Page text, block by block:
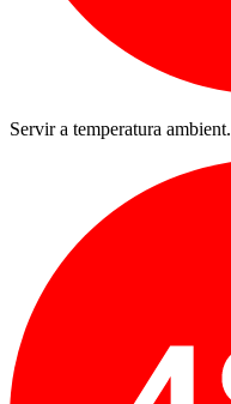
Servir a temperatura ambient.